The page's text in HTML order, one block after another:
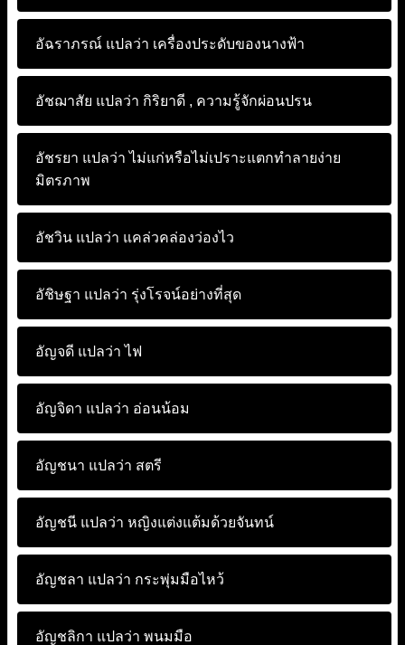
อัฉราภรณ์ แปลว่า เครื่องประดับของนางฟ้า
อัชฌาสัย แปลว่า กิริยาดี , ความรู้จักผ่อนปรน
อัชรยา แปลว่า ไม่แก่หรือไม่เปราะแตกทำลายง่าย
มิตรภาพ
อัชวิน แปลว่า แคล่วคล่องว่องไว
อัชิษฐา แปลว่า รุ่งโรจน์อย่างที่สุด
อัญจดี แปลว่า ไฟ
อัญจิดา แปลว่า อ่อนน้อม
อัญชนา แปลว่า สตรี
อัญชนี แปลว่า หญิงแต่งแต้มด้วยจันทน์
อัญชลา แปลว่า กระพุ่มมือไหว้
อัญชลิกา แปลว่า พนมมือ